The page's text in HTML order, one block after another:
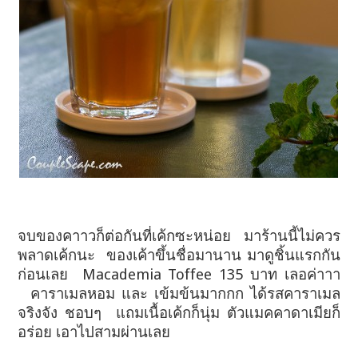
จบของคาาวก็ต่อกันที่เค้กซะหน่อย มาร้านนี้ไม่ควร
พลาดเค้กนะ ของเค้าขึ้นชื่อมานาน มาดูชิ้นแรกกัน
ก่อนเลย Macademia Toffee 135 บาท เลอค่าาา
คาราเมลหอม และ เข้มข้นมากกก ได้รสคาราเมล
จริงจัง ชอบๆ แถมเนื้อเค้กก็นุ่ม ตัวแมคคาดาเมียก็
อร่อย เอาไปสามผ่านเลย